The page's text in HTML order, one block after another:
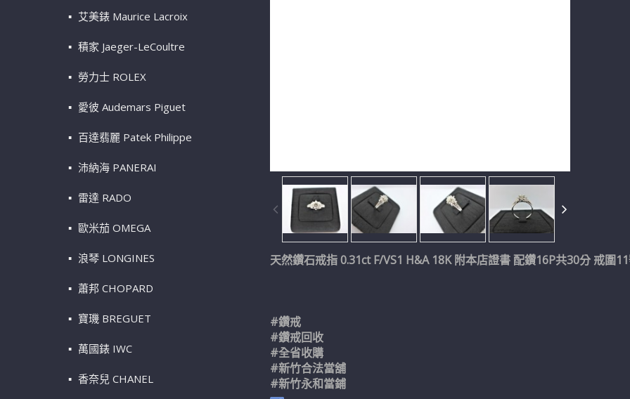
艾美錶 Maurice Lacroix
積家 Jaeger-LeCoultre
勞力士 ROLEX
愛彼 Audemars Piguet
百達翡麗 Patek Philippe
沛納海 PANERAI
雷達 RADO
歐米茄 OMEGA
浪琴 LONGINES
蕭邦 CHOPARD
寶璣 BREGUET
萬國錶 IWC
香奈兒 CHANEL
天然鑽石戒指 0.31ct F/VS1 H&A 18K 附本店證書 配鑽16P共30分 戒圍
#鑽戒
#鑽戒回收
#全省收購
#新竹合法當舖
#新竹永和當鋪